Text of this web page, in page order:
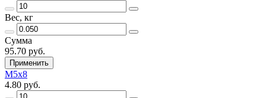
Вес, кг
Сумма
95.70 руб.
Применить
М5х8
4.80 руб.